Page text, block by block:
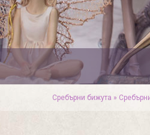
Сребърни бижута »